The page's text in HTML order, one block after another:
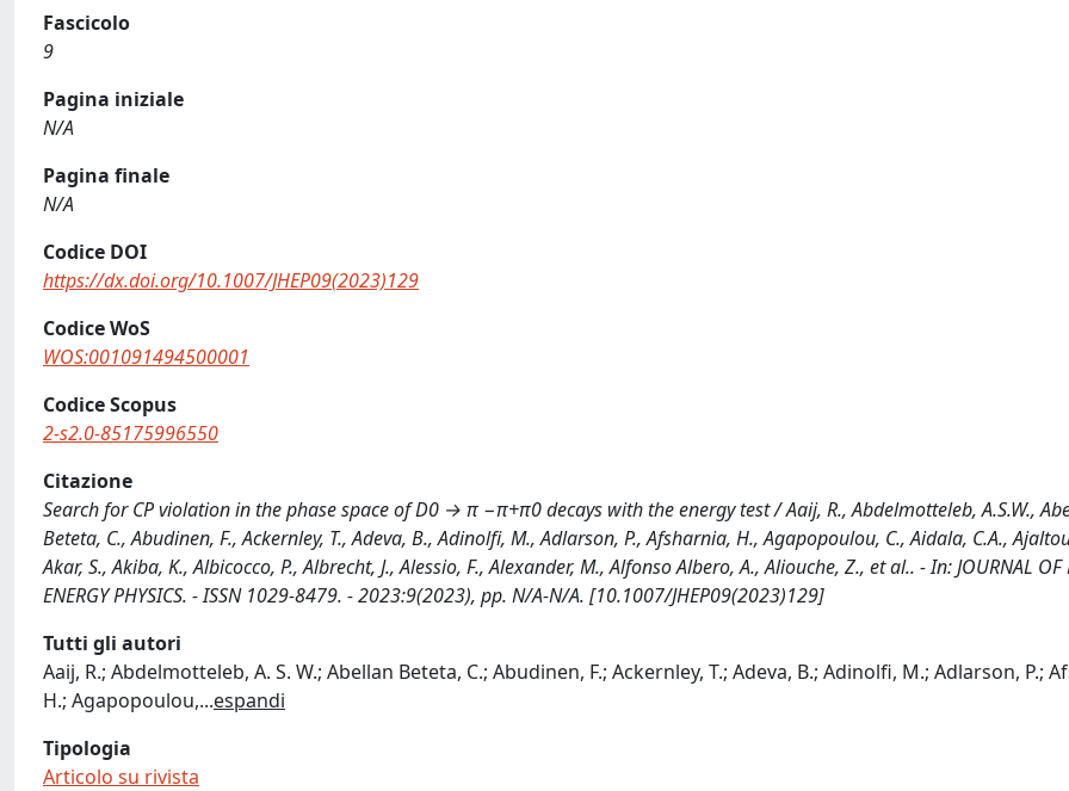
Fascicolo
9
Pagina iniziale
N/A
Pagina finale
N/A
Codice DOI
https://dx.doi.org/10.1007/JHEP09(2023)129
Codice WoS
WOS:001091494500001
Codice Scopus
2-s2.0-85175996550
Citazione
Search for CP violation in the phase space of D0 → π −π+π0 decays with the energy test / Aaij, R., Abdelmotteleb, A.S.W.,
Beteta, C., Abudinen, F., Ackernley, T., Adeva, B., Adinolfi, M., Adlarson, P., Afsharnia, H., Agapopoulou, C., Aidala, C.A.,
Akar, S., Akiba, K., Albicocco, P., Albrecht, J., Alessio, F., Alexander, M., Alfonso Albero, A., Aliouche, Z., et al.. - In: JOURNAL OF
ENERGY PHYSICS. - ISSN 1029-8479. - 2023:9(2023), pp. N/A-N/A. [10.1007/JHEP09(2023)129]
Tutti gli autori
Aaij, R.; Abdelmotteleb, A. S. W.; Abellan Beteta, C.; Abudinen, F.; Ackernley, T.; Adeva, B.; Adinolfi, M.; Adlarson, P.;
H.; Agapopoulou,...espandi
Tipologia
Articolo su rivista